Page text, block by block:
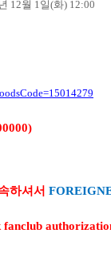
12월 1일(화) 12:00
하셔서